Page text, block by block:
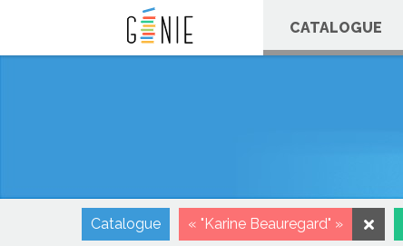
CATALOGUE
Catalogue « "Karine Beauregard" »
Panneau de gestion des cookies